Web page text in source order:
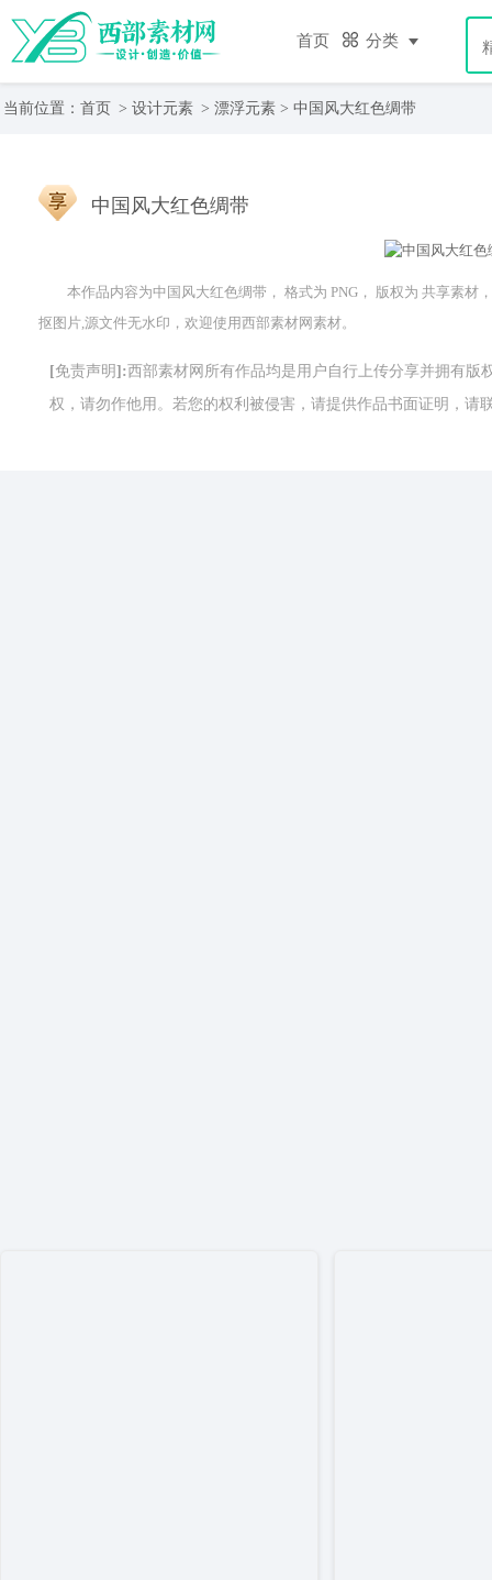
首页 分类
当前位置： 首页 > 设计元素 > 漂浮元素 > 中国风大红色绸带
中国风大红色绸带
本作品内容为中国风大红色绸带， 格式为 PNG， 版权为 共享素材
抠图片,源文件无水印，欢迎使用西部素材网素材。
[免责声明]:西部素材网所有作品均是用户自行上传分享并拥有
权，请勿作他用。若您的权利被侵害，请提供作品书面证明，请